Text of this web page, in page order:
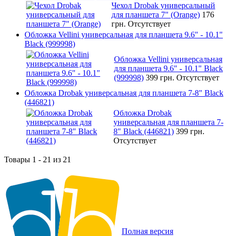
Чехол Drobak универсальный
для планшета 7" (Orange) 176
грн. Отсутствует
Обложка Vellini универсальная для планшета 9.6" - 10.1"
Black (999998)
Обложка Vellini универсальная
для планшета 9.6" - 10.1" Black
(999998) 399 грн. Отсутствует
Обложка Drobak универсальная для планшета 7-8" Black
(446821)
Обложка Drobak
универсальная для планшета 7-
8" Black (446821) 399 грн.
Отсутствует
Товары 1 - 21 из 21
Полная версия